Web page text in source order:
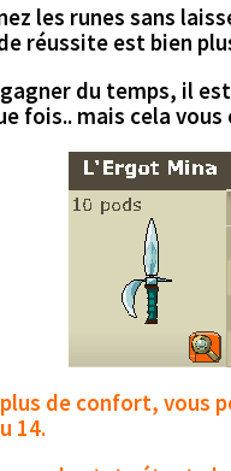
les runes sans
réussite est bien
du temps, il
fois.. mais cela
de confort, vous
14.